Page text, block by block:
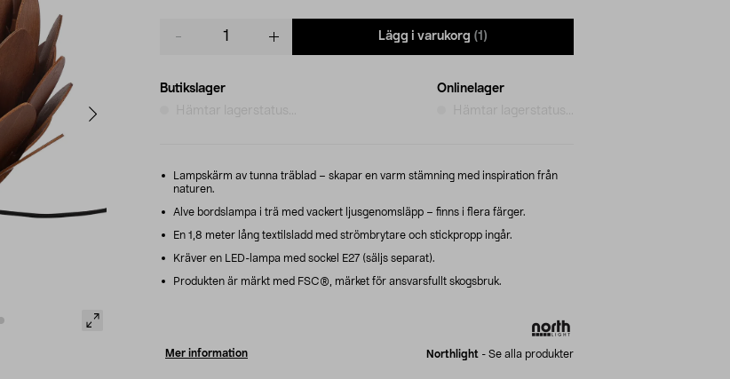
Lägg i varukorg (1)
Butikslager
Onlinelager
Lampskärm av tunna träblad – skapar en varm stämning med inspiration från
naturen.
Alve bordslampa i trä med vackert ljusgenomsläpp – finns i flera färger.
En 1,8 meter lång textilsladd med strömbrytare och stickpropp ingår.
Kräver en LED-lampa med sockel E27 (säljs separat).
Produkten är märkt med FSC®, märket för ansvarsfullt skogsbruk.
Mer information Northlight - Se alla produkter